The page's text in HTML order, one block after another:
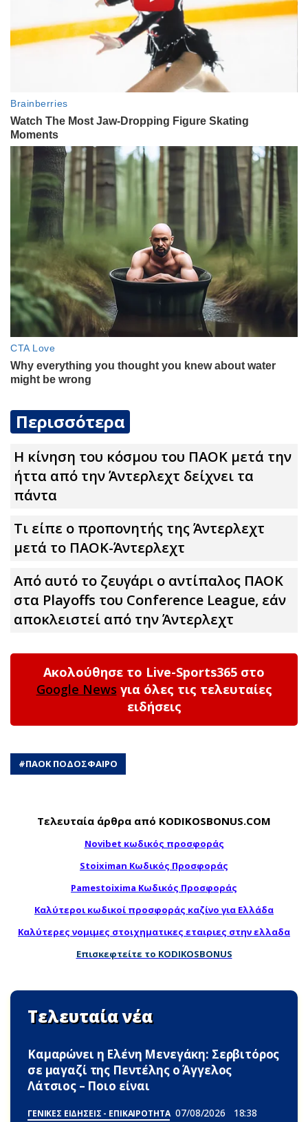
Περισσότερα
Η κίνηση του κόσμου του ΠΑΟΚ μετά την
ήττα από την Άντερλεχτ δείχνει τα
πάντα
Τι είπε ο προπονητής της Άντερλεχτ
μετά το ΠΑΟΚ-Άντερλεχτ
Από αυτό το ζευγάρι ο αντίπαλος ΠΑΟΚ
στα Playoffs του Conference League, εάν
αποκλειστεί από την Άντερλεχτ
Ακολούθησε το Live-Sports365 στο
Google News για όλες τις τελευταίες
ειδήσεις
#ΠΑΟΚ ΠΟΔΟΣΦΑΙΡΟ
Τελευταία άρθρα από KODIKOSBONUS.COM
Novibet κωδικός προσφοράς
Stoiximan Κωδικός Προσφοράς
Pamestoixima Κωδικός Προσφοράς
Καλύτεροι κωδικοί προσφοράς καζίνο για Ελλάδα
Καλύτερες νομιμες στοιχηματικες εταιριες στην ελλαδα
Επισκεφτείτε το KODIKOSBONUS
Τελευταία νέα
Καμαρώνει η Ελένη Μενεγάκη: Σερβιτόρος
σε μαγαζί της Πεντέλης ο Άγγελος
Λάτσιος – Ποιο είναι
ΓΕΝΙΚΕΣ ΕΙΔΗΣΕΙΣ - ΕΠΙΚΑΙΡΟΤΗΤΑ 07/08/2026 18:38